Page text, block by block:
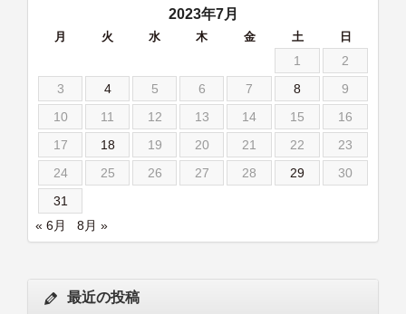
2023年7月
月 火 水 木 金 土 日
1
2
3
4 5 6 7 8
9
10
11 12 13 14 15
16
17
18 19 20 21 22
23
24
25 26 27 28 29
30
31
« 6月
8月 »
最近の投稿